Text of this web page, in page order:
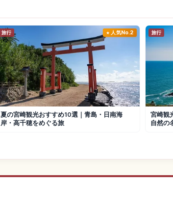
旅行 人気No.2
夏の宮崎観光おすすめ10選｜青島・日南海
岸・高千穂をめぐる旅
旅行
宮崎観
自然の